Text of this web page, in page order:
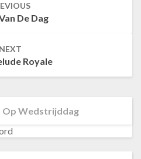
De Dag
NEXT
Royale
Op Wedstrijddag